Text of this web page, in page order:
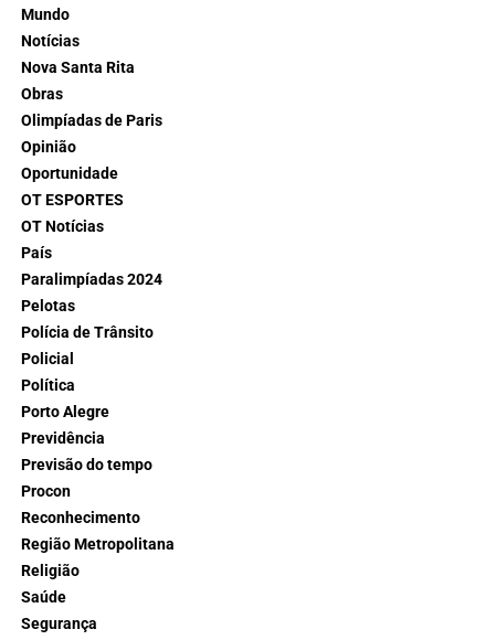
Mundo
Notícias
Nova Santa Rita
Obras
Olimpíadas de Paris
Opinião
Oportunidade
OT ESPORTES
OT Notícias
País
Paralimpíadas 2024
Pelotas
Polícia de Trânsito
Policial
Política
Porto Alegre
Previdência
Previsão do tempo
Procon
Reconhecimento
Região Metropolitana
Religião
Saúde
Segurança